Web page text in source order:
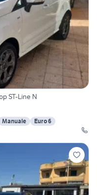
ST-Line N
Manuale
Euro 6